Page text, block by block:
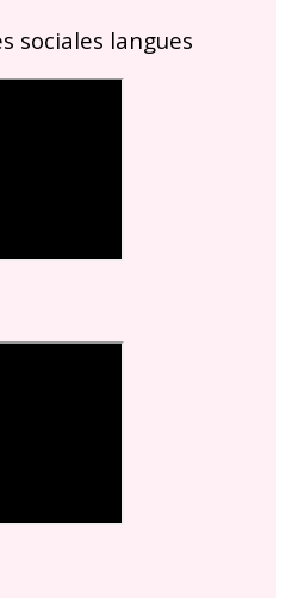
sociales langues